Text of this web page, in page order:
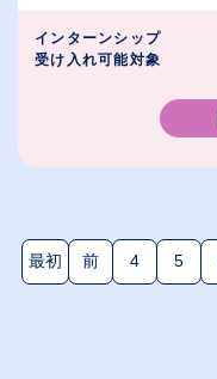
インターンシップ
受け入れ可能対象
最初 前 4 5